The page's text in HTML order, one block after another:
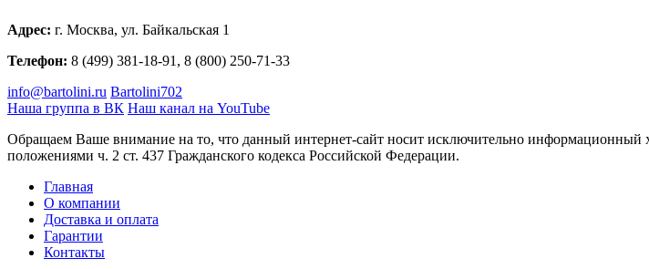
Адрес: г. Москва, ул. Байкальская 1
Телефон: 8 (499) 381-18-91, 8 (800) 250-71-33
info@bartolini.ru Bartolini702
Наша группа в ВК Наш канал на YouTube
Обращаем Ваше внимание на то, что данный интернет-сайт носит исключительно информационный
положениями ч. 2 ст. 437 Гражданского кодекса Российской Федерации.
Главная
О компании
Доставка и оплата
Гарантии
Контакты